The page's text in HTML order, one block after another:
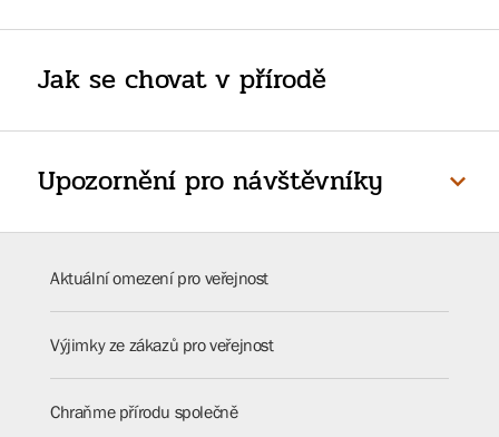
Jak se chovat v přírodě
Upozornění pro návštěvníky
Aktuální omezení pro veřejnost
Výjimky ze zákazů pro veřejnost
Chraňme přírodu společně